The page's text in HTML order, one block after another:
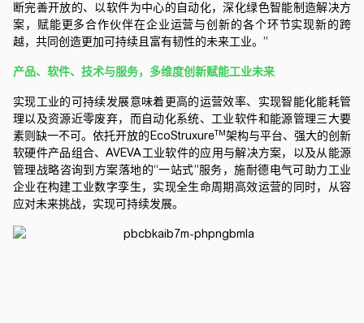
断完善开放的、以软件为中心的自动化，深化绿色智能制造解决方
案，赋能更多合作伙伴在企业运营与创新的各个环节实现新的跨
越，共同创造更加可持续且富有韧性的未来工业。”
产品、软件、技术与服务，多维度创新赋能工业未来
实现工业的可持续发展意味着更高的运营效率、实现智能化能耗管
理以及资源近零废弃，而自动化系统、工业软件和能源管理三大要
素则缺一不可。依托开放的EcoStruxureTM架构与平台、强大的创新
软硬件产品组合、AVEVA工业软件的应用与解决方案，以及从能源
管理战略咨询到方案落地的“一站式”服务，施耐德电气可助力工业
企业在构建工业数字孪生，实现全生命周期高效运营的同时，从容
应对未来挑战，实现可持续发展。